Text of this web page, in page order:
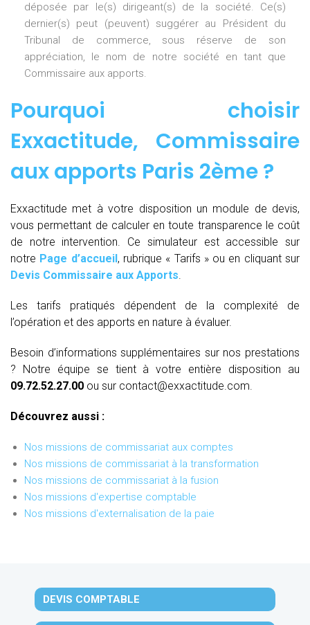
déposée par le(s) dirigeant(s) de la société. Ce(s)
dernier(s) peut (peuvent) suggérer au Président du
Tribunal de commerce, sous réserve de son
appréciation, le nom de notre société en tant que
Commissaire aux apports.
Pourquoi choisir
Exxactitude, Commissaire
aux apports Paris 2ème?
Exxactitude met à votre disposition un module de devis,
vous permettant de calculer en toute transparence le coût
de notre intervention. Ce simulateur est accessible sur
notre Page d’accueil, rubrique « Tarifs » ou en cliquant sur
Devis Commissaire aux Apports.
Les tarifs pratiqués dépendent de la complexité de
l’opération et des apports en nature à évaluer.
Besoin d’informations supplémentaires sur nos prestations
? Notre équipe se tient à votre entière disposition au
09.72.52.27.00 ou sur contact@exxactitude.com.
Découvrez aussi :
Nos missions de commissariat aux comptes
Nos missions de commissariat à la transformation
Nos missions de commissariat à la fusion
Nos missions d'expertise comptable
Nos missions d'externalisation de la paie
DEVIS COMPTABLE